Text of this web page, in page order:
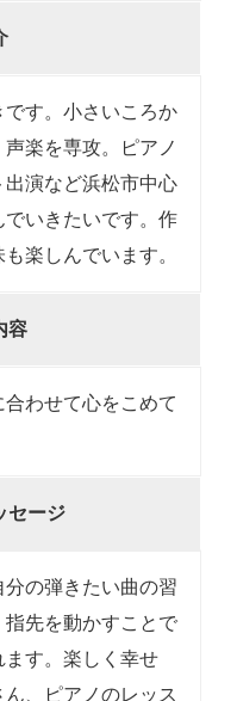
です。小さいころか
楽を専攻。ピアノ
演など浜松市中心
いきたいです。作
楽しんでいます。
容
わせて心をこめて
セージ
の弾きたい曲の習
先を動かすことで
す。楽しく幸せ
、ピアノのレッス